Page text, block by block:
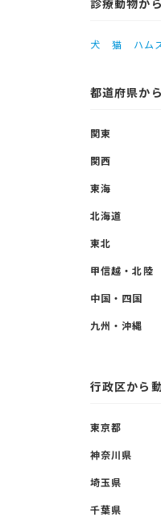
診療動物か
犬 猫 ハム
都道府県か
関東
関西
東海
北海道
東北
甲信越・北陸
中国・四国
九州・沖縄
行政区から
東京都
神奈川県
埼玉県
千葉県